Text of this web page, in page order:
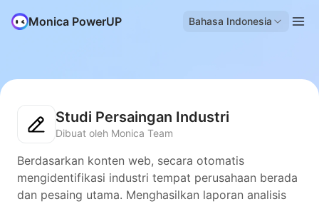
Monica PowerUP Bahasa Indonesia
Studi Persaingan Industri
Dibuat oleh Monica Team
Berdasarkan konten web, secara otomatis
mengidentifikasi industri tempat perusahaan berada
dan pesaing utama. Menghasilkan laporan analisis